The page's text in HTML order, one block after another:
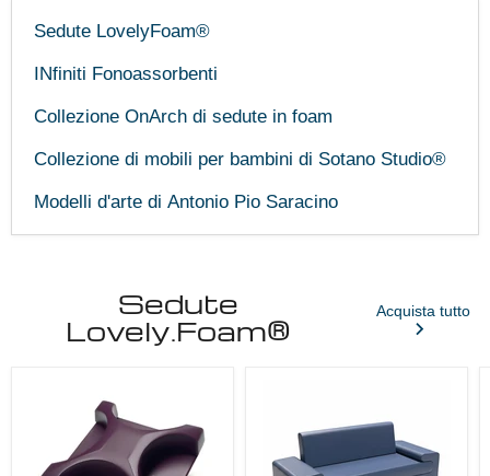
Sedute LovelyFoam®
INfiniti Fonoassorbenti
Collezione OnArch di sedute in foam
Collezione di mobili per bambini di Sotano Studio®
Modelli d'arte di Antonio Pio Saracino
Sedute
Lovely.Foam®
Acquista tutto